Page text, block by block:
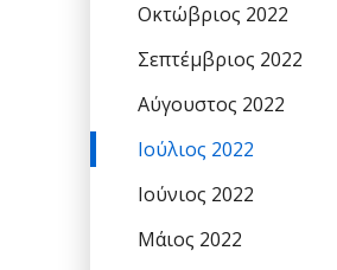
Οκτώβριος 2022
Σεπτέμβριος 2022
Αύγουστος 2022
Ιούλιος 2022
Ιούνιος 2022
Μάιος 2022